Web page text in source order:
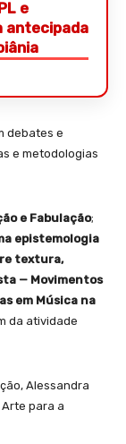
e
antecipada
debates e
e metodologias
e Fabulação;
epistemologia
textura,
— Movimentos
em Música na
da atividade
Alessandra
para a